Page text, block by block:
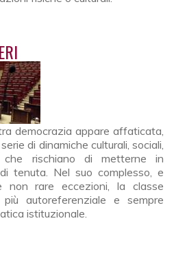
democrazia appare affaticata,
di dinamiche culturali, sociali,
che rischiano di metterne in
tenuta. Nel suo complesso, e
non rare eccezioni, la classe
autoreferenziale e sempre
istituzionale.